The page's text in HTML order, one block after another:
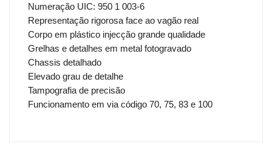
Numeração UIC: 950 1 003-6
Representação rigorosa face ao vagão real
Corpo em plástico injecção grande qualidade
Grelhas e detalhes em metal fotogravado
Chassis detalhado
Elevado grau de detalhe
Tampografia de precisão
Funcionamento em via código 70, 75, 83 e 100